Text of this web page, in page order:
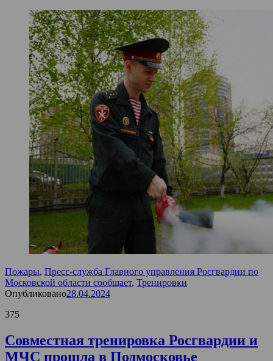
Пожары, Пресс-служба Главного управления Росгвардии по
Московской области сообщает, Тренировки
Опубликовано28.04.2024
375
Совместная тренировка Росгвардии и
МЧС прошла в Подмосковье